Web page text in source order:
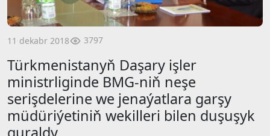
11 dekabr 2018 3797
Türkmenistanyň Daşary işler
ministrliginde BMG-niň neşe
serişdelerine we jenaýatlara garşy
müdüriýetiniň wekilleri bilen duşuşyk